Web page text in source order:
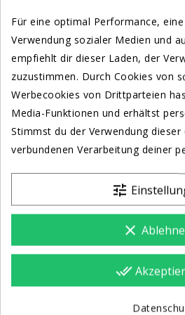
M
Obile Videowall Werbetafel
KAUFEN BZW ANGEBOT
Für eine optimal Performance,
Verwendung sozialer Medien und
empfiehlt dir dieser Laden, der
zuzustimmen. Durch Cookies von
Werbecookies von Drittparteien
Media-Funktionen und erhältst
Stimmst du der Verwendung
verbundenen Verarbeitung deiner
tune
clear
done_all